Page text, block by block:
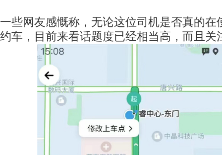
一些网友感慨称，无论这位司机是否真的在
约车，目前来看话题度已经相当高，而且关